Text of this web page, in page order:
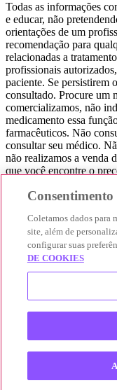
Todas as informações
e educar, não
orientações de um
recomendação para
relacionadas a
profissionais
paciente. Se persistirem
consultado. Procure um
comercializamos, não
medicamento essa
farmacêuticos. Não
consultar seu médico.
não realizamos a venda
que você encontre o
experiência seja bem-
© 2025 Afya
Alameda Lorena, 269 -
01424-001 - CNPJ
Consentimento
Coletamos dados para
site, além de
configurar suas
DE COOKIES